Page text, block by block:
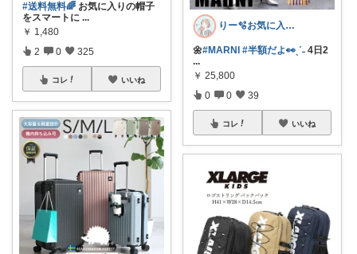
#送料無料🌈 お気に入りの帽子
をスマートに ...
￥ 1,480
2 0 325
コレ いいね
りー🫧お気に入りのある暮らし🧺
🌼#MARNI #半額だよ👀ˎˊ˗ 4日2
...
￥ 25,800
0 0 39
コレ いいね